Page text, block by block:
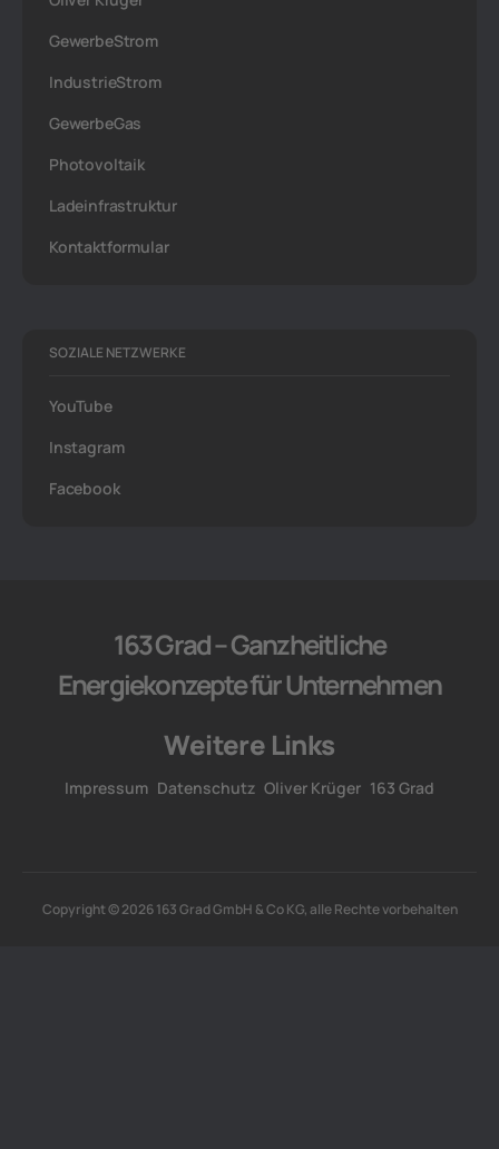
GewerbeStrom
IndustrieStrom
GewerbeGas
Photovoltaik
Ladeinfrastruktur
Kontaktformular
SOZIALE NETZWERKE
YouTube
Instagram
Facebook
163 Grad – Ganzheitliche
Energiekonzepte für Unternehmen
Weitere Links
Impressum Datenschutz Oliver Krüger 163 Grad
Copyright © 2026 163 Grad GmbH & Co KG, alle Rechte vorbehalten